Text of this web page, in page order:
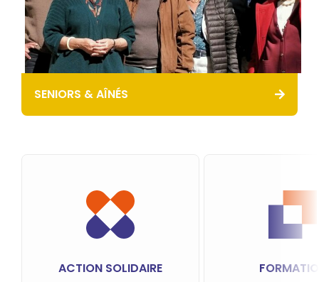
SENIORS & AÎNÉS
ACTION SOLIDAIRE